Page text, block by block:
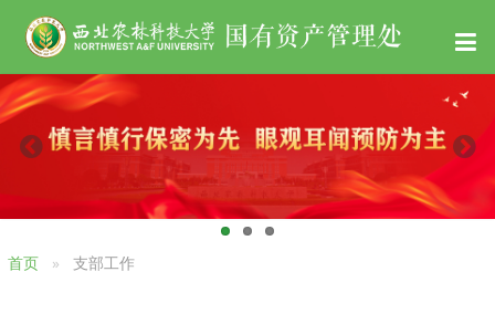
首页 支部工作